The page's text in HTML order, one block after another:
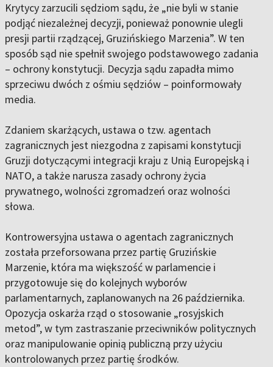
Krytycy zarzucili sędziom sądu, że „nie byli w stanie
podjąć niezależnej decyzji, ponieważ ponownie ulegli
presji partii rządzącej, Gruzińskiego Marzenia”. W ten
sposób sąd nie spełnił swojego podstawowego zadania
– ochrony konstytucji. Decyzja sądu zapadła mimo
sprzeciwu dwóch z ośmiu sędziów – poinformowały
media.
Zdaniem skarżących, ustawa o tzw. agentach
zagranicznych jest niezgodna z zapisami konstytucji
Gruzji dotyczącymi integracji kraju z Unią Europejską i
NATO, a także narusza zasady ochrony życia
prywatnego, wolności zgromadzeń oraz wolności
słowa.
Kontrowersyjna ustawa o agentach zagranicznych
została przeforsowana przez partię Gruzińskie
Marzenie, która ma większość w parlamencie i
przygotowuje się do kolejnych wyborów
parlamentarnych, zaplanowanych na 26 października.
Opozycja oskarża rząd o stosowanie „rosyjskich
metod”, w tym zastraszanie przeciwników politycznych
oraz manipulowanie opinią publiczną przy użyciu
kontrolowanych przez partię środków.